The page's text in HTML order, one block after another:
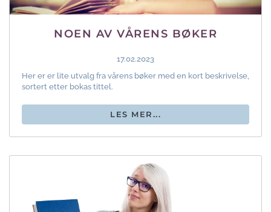
NOEN AV VÅRENS BØKER
17.02.2023
Her er er lite utvalg fra vårens bøker med en kort beskrivelse,
sortert etter bokas tittel.
LES MER...